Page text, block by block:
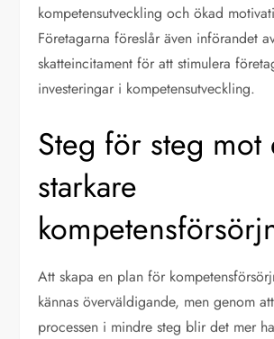
kompetensutveckling och ökad
Företagarna föreslår även införandet
skatteincitament för att stimulera
investeringar i kompetensutveckling.
Steg för steg mot
starkare
Att skapa en plan för
kännas överväldigande, men genom
processen i mindre steg blir det mer